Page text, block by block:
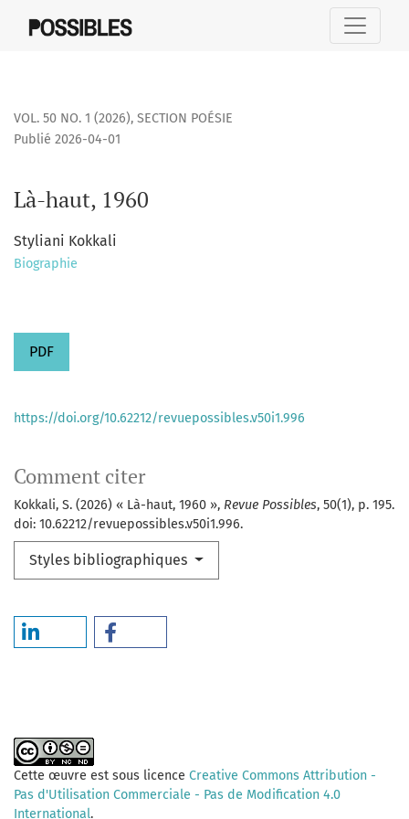
VOL. 50 NO. 1 (2026), SECTION POÉSIE
Là-haut, 1960
Publié 2026-04-01
Styliani Kokkali
Biographie
PDF
Comment citer
Kokkali, S. (2026) « Là-haut, 1960 », Revue Possibles, 50(1), p. 195.
doi: 10.62212/revuepossibles.v50i1.996.
Styles bibliographiques
https://doi.org/10.62212/revuepossibles.v50i1.996
Cette œuvre est sous licence Creative Commons Attribution -
Pas d'Utilisation Commerciale - Pas de Modification 4.0
International.